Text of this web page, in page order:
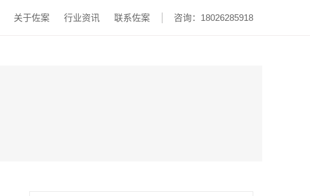
咨询：18026285918
关于佐案 行业资讯 联系佐案